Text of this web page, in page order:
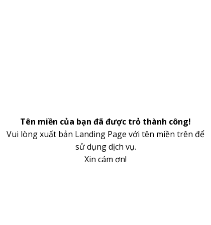
Tên miền của bạn đã được trỏ thành công!
Vui lòng xuất bản Landing Page với tên miền trên để
sử dụng dịch vụ.
Xin cám ơn!